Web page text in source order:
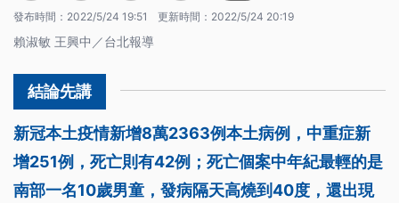
發布時間： 2022/5/24 19:51 更新時間： 2022/5/24 20:19
賴淑敏 王興中／台北報導
新冠本土疫情新增8萬2363例本土病例，中重症新
增251例，死亡則有42例；死亡個案中年紀最輕的是
南部一名10歲男童，發病隔天高燒到40度，還出現